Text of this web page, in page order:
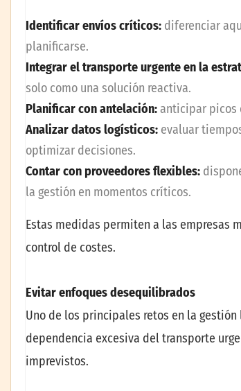
Identificar envíos críticos: diferenciar
planificarse.
Integrar el transporte urgente en la
solo como una solución reactiva.
Planificar con antelación:anticipar picos
Analizar datos logísticos: evaluar
optimizar decisiones.
Contar con proveedores flexibles:
la gestión en momentos críticos.
Estas medidas permiten a las empresas
control de costes.
Evitar enfoques desequilibrados
Uno de los principales retos en la
dependencia excesiva del transporte
imprevistos.